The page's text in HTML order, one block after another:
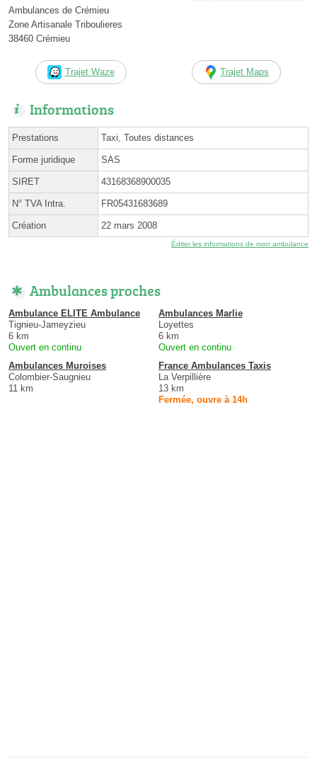
Ambulances de Crémieu
Zone Artisanale Triboulieres
38460 Crémieu
Trajet Waze Trajet Maps
Informations
Prestations Taxi, Toutes distances
Forme juridique SAS
SIRET 43168368900035
N° TVA Intra. FR05431683689
Création 22 mars 2008
Éditer les informations de mon ambulance
Ambulances proches
Ambulance ELITE Ambulance
Tignieu-Jameyzieu
6 km
Ouvert en continu
Ambulances Marlie
Loyettes
6 km
Ouvert en continu
Ambulances Muroises
Colombier-Saugnieu
11 km
France Ambulances Taxis
La Verpillière
13 km
Fermée, ouvre à 14h